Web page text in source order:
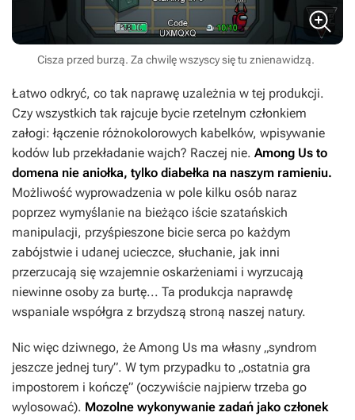
Cisza przed burzą. Za chwilę wszyscy się tu znienawidzą.
Łatwo odkryć, co tak naprawę uzależnia w tej produkcji.
Czy wszystkich tak rajcuje bycie rzetelnym członkiem
załogi: łączenie różnokolorowych kabelków, wpisywanie
kodów lub przekładanie wajch? Raczej nie. Among Us to
domena nie aniołka, tylko diabełka na naszym ramieniu.
Możliwość wyprowadzenia w pole kilku osób naraz
poprzez wymyślanie na bieżąco iście szatańskich
manipulacji, przyśpieszone bicie serca po każdym
zabójstwie i udanej ucieczce, słuchanie, jak inni
przerzucają się wzajemnie oskarżeniami i wyrzucają
niewinne osoby za burtę... Ta produkcja naprawdę
wspaniale współgra z brzydszą stroną naszej natury.
Nic więc dziwnego, że Among Us ma własny „syndrom
jeszcze jednej tury”. W tym przypadku to „ostatnia gra
impostorem i kończę” (oczywiście najpierw trzeba go
wylosować). Mozolne wykonywanie zadań jako członek